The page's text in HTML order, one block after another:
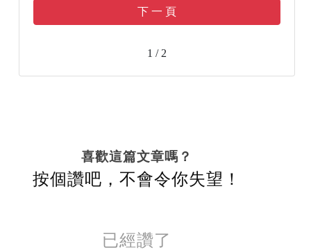
下 一 頁
1 / 2
喜歡這篇文章嗎？
按個讚吧，不會令你失望！
已經讚了